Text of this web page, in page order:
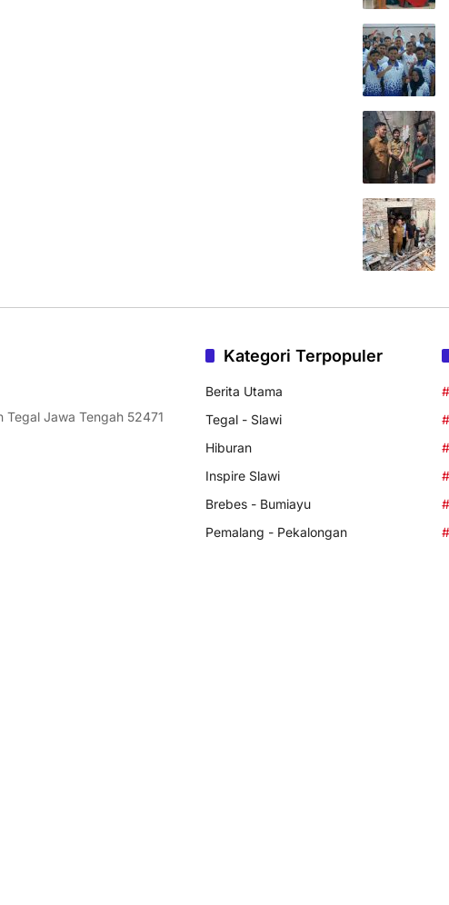
Tegal Jawa Tengah 52471
Kategori Terpopuler
Berita Utama
Tegal - Slawi
Hiburan
Inspire Slawi
Brebes - Bumiayu
Pemalang - Pekalongan